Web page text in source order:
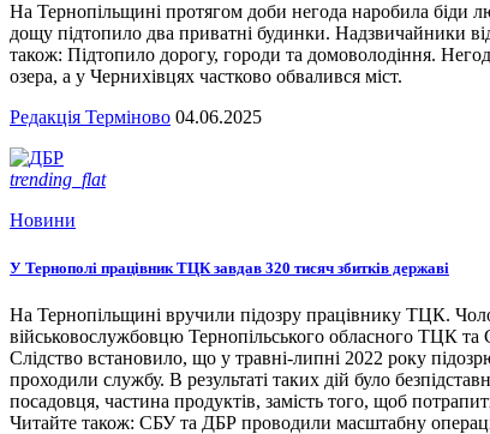
На Тернопільщині протягом доби негода наробила біди
дощу підтопило два приватні будинки. Надзвичайники
також: Підтопило дорогу, городи та домоволодіння.
озера, а у Чернихівцях частково обвалився міст.
Редакція Терміново 04.06.2025
trending_flat
Новини
У Тернополі працівник ТЦК завдав 320 тисяч збитків державі
На Тернопільщині вручили підозру працівнику ТЦК.
військовослужбовцю Тернопільського обласного ТЦК та
Слідство встановило, що у травні-липні 2022 року
проходили службу. В результаті таких дій було
посадовця, частина продуктів, замість того, щоб
Читайте також: СБУ та ДБР проводили масштабну